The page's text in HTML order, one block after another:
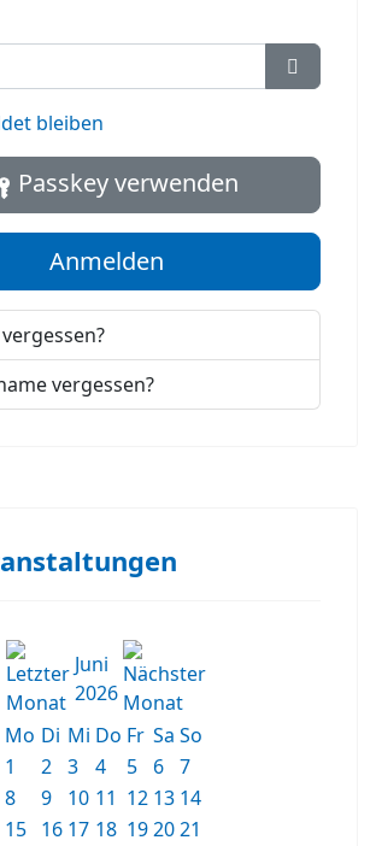
bleiben
Passkey verwenden
Anmelden
vergessen?
Juni
2026
Mo Di Mi Do Fr Sa So
1
2 3 4 5 6 7
8
9 10 11 12 13 14
15 16 17 18 192021